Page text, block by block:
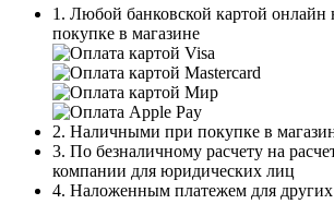
1. Любой банковской картой онлайн
покупке в магазине
2. Наличными при покупке в
3. По безналичному расчету на
компании для юридических лиц
4. Наложенным платежем для